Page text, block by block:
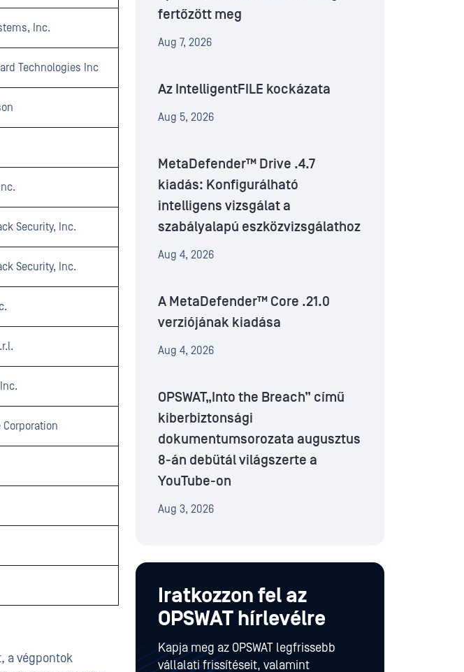
Inc.
Technologies Inc
Security, Inc.
Security, Inc.
Corporation
a végpontok
fertőzött meg
Aug 7, 2026
Az IntelligentFILE kockázata
Aug 5, 2026
MetaDefender™ Drive .4.7
kiadás: Konfigurálható
intelligens vizsgálat a
szabályalapú eszközvizsgálathoz
Aug 4, 2026
A MetaDefender™ Core .21.0
verziójának kiadása
Aug 4, 2026
OPSWAT„Into the Breach” című
kiberbiztonsági
dokumentumsorozata augusztus
8-án debütál világszerte a
YouTube-on
Aug 3, 2026
Iratkozzon fel az
OPSWAT hírlevélre
Kapja meg az OPSWAT legfrissebb
vállalati frissítéseit, valamint